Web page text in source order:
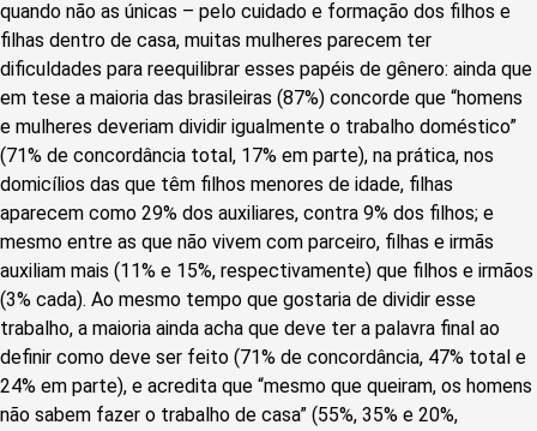
quando não as únicas – pelo cuidado e formação dos filhos e
filhas dentro de casa, muitas mulheres parecem ter
dificuldades para reequilibrar esses papéis de gênero: ainda que
em tese a maioria das brasileiras (87%) concorde que “homens
e mulheres deveriam dividir igualmente o trabalho doméstico”
(71% de concordância total, 17% em parte), na prática, nos
domicílios das que têm filhos menores de idade, filhas
aparecem como 29% dos auxiliares, contra 9% dos filhos; e
mesmo entre as que não vivem com parceiro, filhas e irmãs
auxiliam mais (11% e 15%, respectivamente) que filhos e irmãos
(3% cada). Ao mesmo tempo que gostaria de dividir esse
trabalho, a maioria ainda acha que deve ter a palavra final ao
definir como deve ser feito (71% de concordância, 47% total e
24% em parte), e acredita que “mesmo que queiram, os homens
não sabem fazer o trabalho de casa” (55%, 35% e 20%,